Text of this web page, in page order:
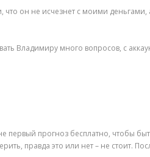
он не исчезнет с моими деньгами,
Владимиру много вопросов, с
прогноз бесплатно, чтобы
правда это или нет – не стоит.